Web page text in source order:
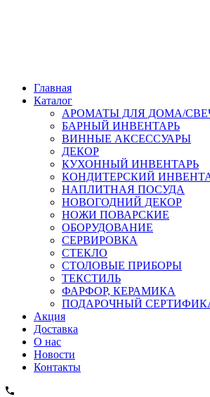
Главная
Каталог
АРОМАТЫ ДЛЯ ДОМА/
БАРНЫЙ ИНВЕНТАРЬ
ВИННЫЕ АКСЕССУАРЫ
ДЕКОР
КУХОННЫЙ ИНВЕНТАРЬ
КОНДИТЕРСКИЙ
НАПЛИТНАЯ ПОСУДА
НОВОГОДНИЙ ДЕКОР
НОЖИ ПОВАРСКИЕ
ОБОРУДОВАНИЕ
СЕРВИРОВКА
СТЕКЛО
СТОЛОВЫЕ ПРИБОРЫ
ТЕКСТИЛЬ
ФАРФОР, КЕРАМИКА
ПОДАРОЧНЫЙ
Акция
Доставка
О нас
Новости
Контакты